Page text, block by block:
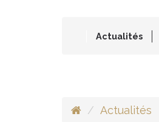
Actualités
Actualités